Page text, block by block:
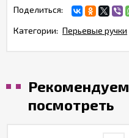
Поделиться:
Категории: Перьевые ручки
Рекомендуем
посмотреть